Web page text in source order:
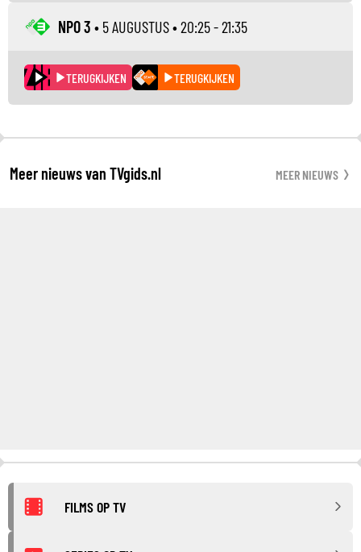
NPO 3 • 5 AUGUSTUS• 20:25 - 21:35
TERUGKIJKEN TERUGKIJKEN
Meer nieuws van TVgids.nl MEER NIEUWS
FILMS OP TV